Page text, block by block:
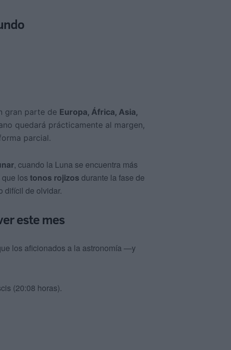
gran parte de Europa, África, Asia,
quedará prácticamente al margen,
parcial.
, cuando la Luna se encuentra más
que los tonos rojizos durante la fase de
difícil de olvidar.
este mes
los aficionados a la astronomía —y
(20:08 horas).